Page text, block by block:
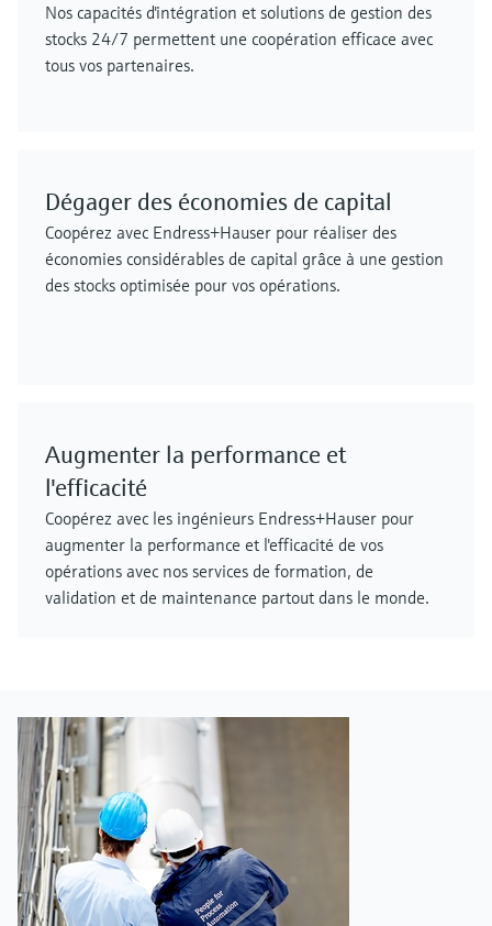
Nos capacités d'intégration et solutions de gestion des
stocks 24/7 permettent une coopération efficace avec
tous vos partenaires.
Dégager des économies de capital
Coopérez avec Endress+Hauser pour réaliser des
économies considérables de capital grâce à une gestion
des stocks optimisée pour vos opérations.
Augmenter la performance et
l'efficacité
Coopérez avec les ingénieurs Endress+Hauser pour
augmenter la performance et l'efficacité de vos
opérations avec nos services de formation, de
validation et de maintenance partout dans le monde.